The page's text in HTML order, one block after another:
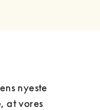
nyeste
at vores